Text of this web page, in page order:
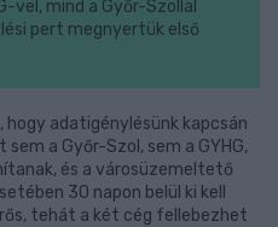
vel, mind a Győr-Szollal
pert megnyertük első
adatigénylésünk kapcsán
a Győr-Szol, sem a GYHG,
és a városüzemeltető
30 napon belül ki kell
tehát a két cég fellebezhet